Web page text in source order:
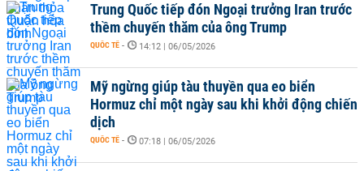
Trung Quốc tiếp đón Ngoại trưởng Iran trước
thềm chuyến thăm của ông Trump
QUỐC TẾ - 14:12 | 06/05/2026
Mỹ ngừng giúp tàu thuyền qua eo biển
Hormuz chỉ một ngày sau khi khởi động chiến
dịch
QUỐC TẾ - 07:18 | 06/05/2026